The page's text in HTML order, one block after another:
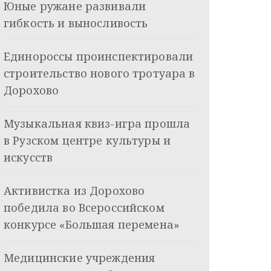
Юные ружане развивали
гибкость и выносливость
Единороссы проинспектировали
строительство нового тротуара в
Дорохово
Музыкальная квиз-игра прошла
в Рузском центре культуры и
искусств
Активистка из Дорохово
победила во Всероссийском
конкурсе «Большая перемена»
Медицинские учреждения